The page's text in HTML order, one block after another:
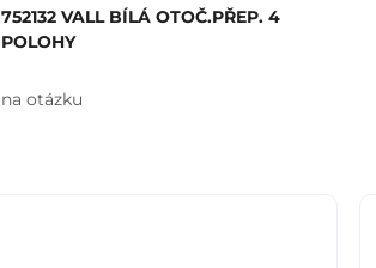
752132 VALL BÍLÁ OTOČ.PŘEP. 4
POLOHY
na otázku